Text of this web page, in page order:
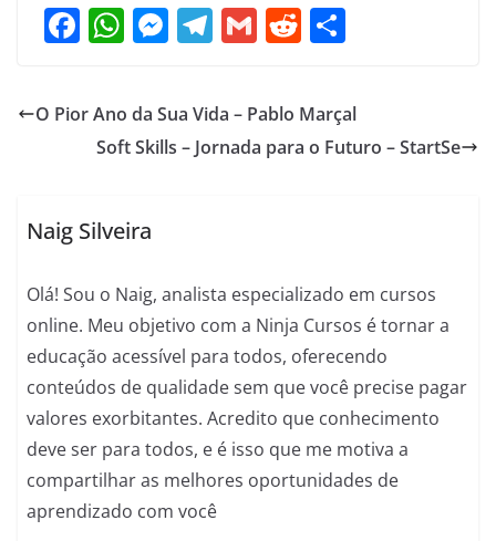
F
e
b
o
W
at
s
A
p
M
ss
e
n
T
e
gr
a
G
ai
l
R
d
di
t
ar
e
O Pior Ano da Sua Vida – Pablo Marçal
Soft Skills – Jornada para o Futuro – StartSe
Naig Silveira
Olá! Sou o Naig, analista especializado em cursos
online. Meu objetivo com a Ninja Cursos é tornar a
educação acessível para todos, oferecendo
conteúdos de qualidade sem que você precise pagar
valores exorbitantes. Acredito que conhecimento
deve ser para todos, e é isso que me motiva a
compartilhar as melhores oportunidades de
aprendizado com você